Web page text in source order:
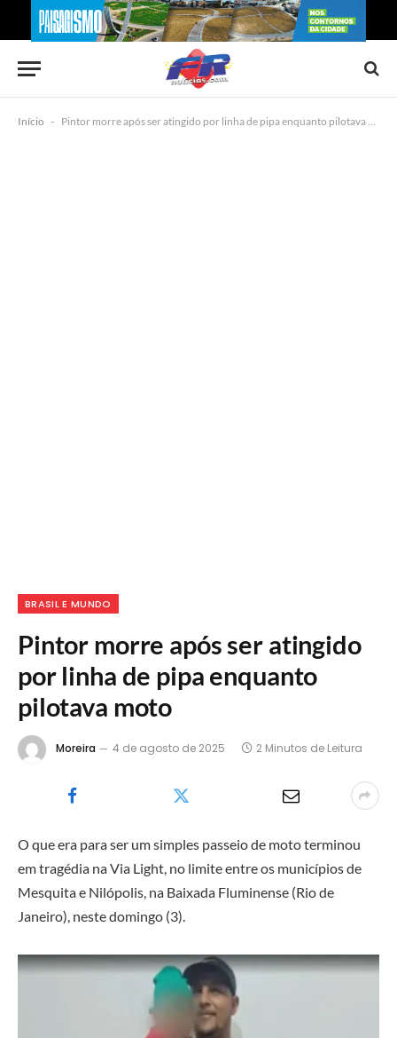
Início - Pintor morre após ser atingido por linha de pipa enquanto pilotava moto
BRASIL E MUNDO
Pintor morre após ser atingido
por linha de pipa enquanto
pilotava moto
Moreira 4 de agosto de 2025 2 Minutos de Leitura
O que era para ser um simples passeio de moto terminou
em tragédia na Via Light, no limite entre os municípios de
Mesquita e Nilópolis, na Baixada Fluminense (Rio de
Janeiro), neste domingo (3).